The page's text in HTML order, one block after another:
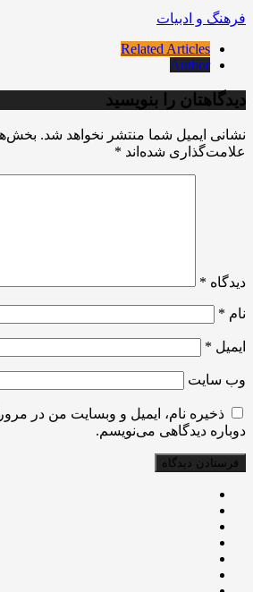
فرهنگ و ادبیات
Related Articles
Author
دیدگاهتان را بنویسید
نشانی ایمیل شما منتشر نخواهد شد.
علامت‌گذاری شده‌اند *
دیدگاه *
نام *
ایمیل *
وب‌ سایت
ذخیره نام، ایمیل و وبسایت من در
دوباره دیدگاهی می‌نویسم.